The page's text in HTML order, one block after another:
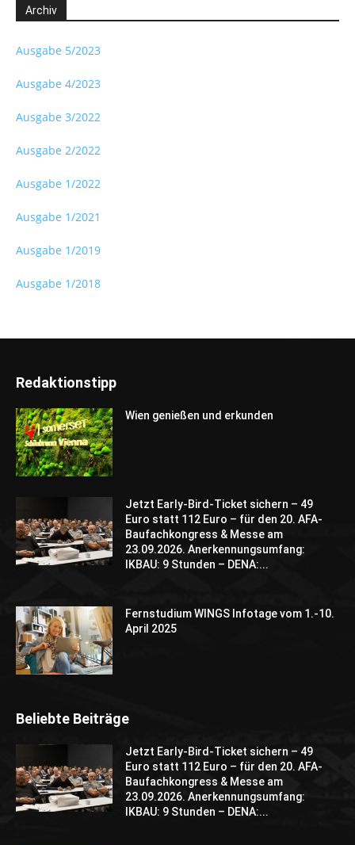
Archiv
Ausgabe 5/2023
Ausgabe 4/2023
Ausgabe 3/2022
Ausgabe 2/2022
Ausgabe 1/2022
Ausgabe 1/2021
Ausgabe 1/2019
Ausgabe 1/2018
Redaktionstipp
Wien genießen und erkunden
Jetzt Early-Bird-Ticket sichern – 49
Euro statt 112 Euro – für den 20. AFA-
Baufachkongress & Messe am
23.09.2026. Anerkennungsumfang:
IKBAU: 9 Stunden – DENA:...
Fernstudium WINGS Infotage vom 1.-10.
April 2025
Beliebte Beiträge
Jetzt Early-Bird-Ticket sichern – 49
Euro statt 112 Euro – für den 20. AFA-
Baufachkongress & Messe am
23.09.2026. Anerkennungsumfang:
IKBAU: 9 Stunden – DENA:...